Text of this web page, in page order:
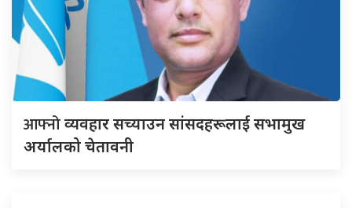
आफ्नोव्यवहार सच्याउन सांसदहरूलाई सभामुख
अर्यालको चेतावनी